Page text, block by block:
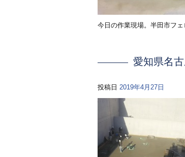
今日の作業現場。半田市フ
愛知県名
リート 求
投稿日 2019年4月27日